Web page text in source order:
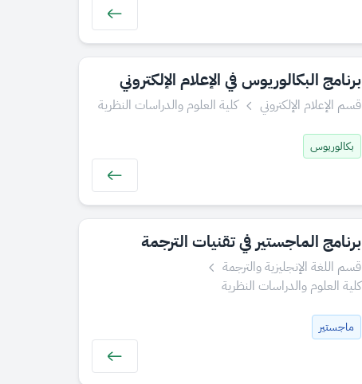
برنامج البكالوريوس في الإعلام الإلكتروني
قسم الإعلام الإلكتروني كلية العلوم والدراسات النظرية
بكالوريوس
برنامج الماجستير في تقنيات الترجمة
قسم اللغة الإنجليزية والترجمة
كلية العلوم والدراسات النظرية
ماجستير